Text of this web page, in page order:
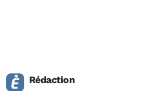
Rédaction